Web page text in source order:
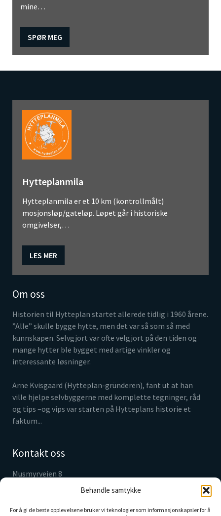
Behandle samtykke
For å gi de beste opplevelsene bruker vi teknologier som informasjonskapsler for å
mine…
SPØR MEG
Hytteplanmila
Hytteplanmila er et 10 km (kontrollmålt)
mosjonsløp/gateløp. Løpet går i historiske
omgivelser,…
LES MER
Om oss
Historien til Hytteplan startet allerede tidlig i 1960 årene.
”Alle” skulle bygge hytte, men det var så som så med
kunnskapen. Selvgjort var ofte velgjort på den tiden og
mange hytter ble bygget med artige vinkler og
interessante løsninger.
Arne Kvisgaard (Hytteplan-gründeren), fant ut at han
ville hjelpe selvbyggerne med komplette tegninger, råd
og tips –og vips var starten på Hytteplans historie et
faktum...
Kontakt oss
Musmyrveien 8
info@hytteplan.no